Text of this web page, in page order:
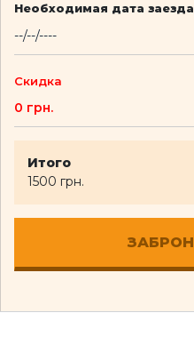
Необходимая дата заезда
Скидка
Итого
1500 грн.